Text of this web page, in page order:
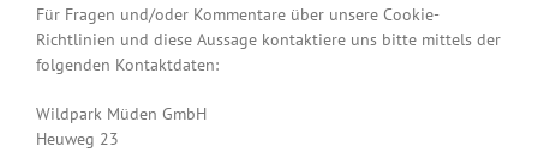
Für Fragen und/oder Kommentare über unsere Cookie-
Richtlinien und diese Aussage kontaktiere uns bitte mittels der
folgenden Kontaktdaten:
Wildpark Müden GmbH
Heuweg 23